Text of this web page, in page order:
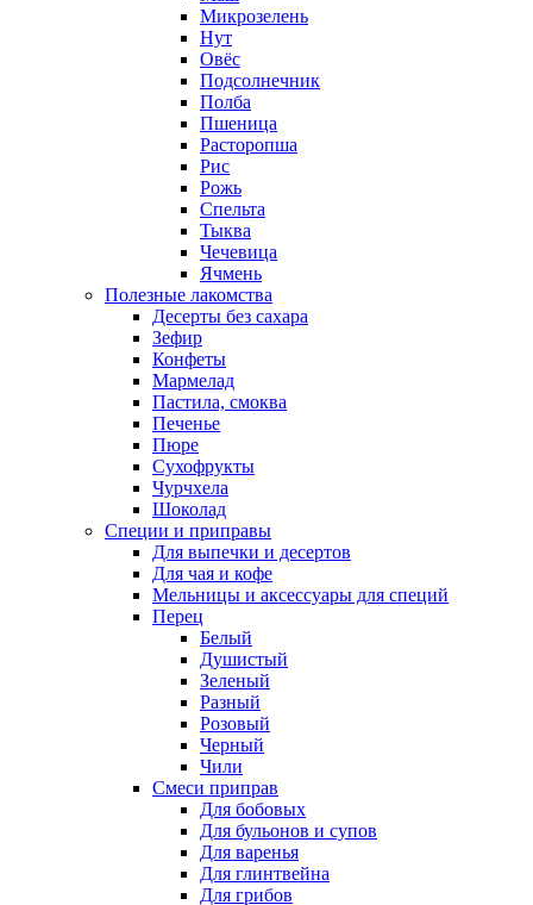
Микрозелень
Нут
Овёс
Подсолнечник
Полба
Пшеница
Расторопша
Рис
Рожь
Спельта
Тыква
Чечевица
Ячмень
Полезные лакомства
Десерты без сахара
Зефир
Конфеты
Мармелад
Пастила, смоква
Печенье
Пюре
Сухофрукты
Чурчхела
Шоколад
Специи и приправы
Для выпечки и десертов
Для чая и кофе
Мельницы и аксессуары для специй
Перец
Белый
Душистый
Зеленый
Разный
Розовый
Черный
Чили
Смеси приправ
Для бобовых
Для бульонов и супов
Для варенья
Для глинтвейна
Для грибов